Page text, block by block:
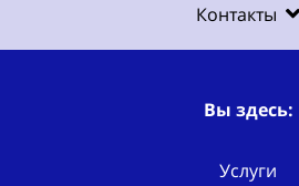
Контакты
Вы здесь:
Услуги